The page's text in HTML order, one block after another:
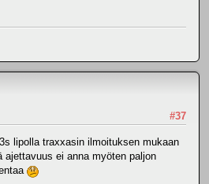
#37
lipolla traxxasin ilmoituksen mukaan
ei anna myöten paljon